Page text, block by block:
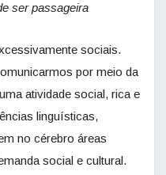
ser passageira
sociais.
por meio da
atividade social, rica e
linguísticas,
no cérebro áreas
social e cultural.